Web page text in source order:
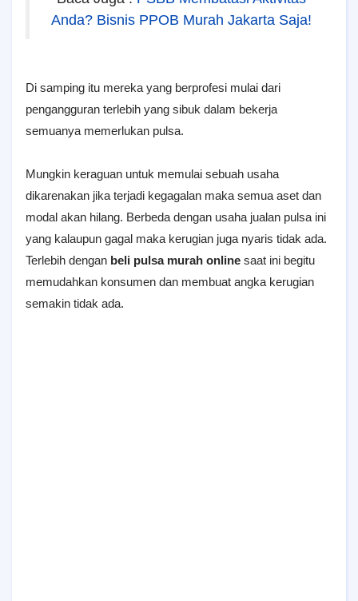
Anda? Bisnis PPOB Murah Jakarta Saja!
Di samping itu mereka yang berprofesi mulai dari
pengangguran terlebih yang sibuk dalam bekerja
semuanya memerlukan pulsa.
Mungkin keraguan untuk memulai sebuah usaha
dikarenakan jika terjadi kegagalan maka semua aset dan
modal akan hilang. Berbeda dengan usaha jualan pulsa ini
yang kalaupun gagal maka kerugian juga nyaris tidak ada.
Terlebih dengan beli pulsa murah online saat ini begitu
memudahkan konsumen dan membuat angka kerugian
semakin tidak ada.